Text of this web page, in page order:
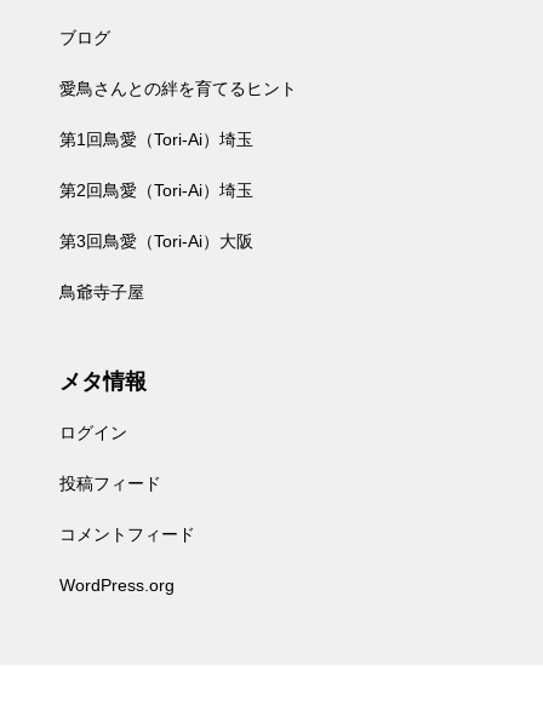
ブログ
愛鳥さんとの絆を育てるヒント
第1回鳥愛（Tori-Ai）埼玉
第2回鳥愛（Tori-Ai）埼玉
第3回鳥愛（Tori-Ai）大阪
鳥爺寺子屋
メタ情報
ログイン
投稿フィード
コメントフィード
WordPress.org